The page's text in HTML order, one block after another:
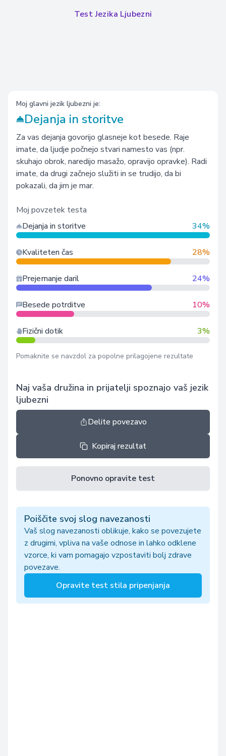
Test Jezika Ljubezni
Moj glavni jezik ljubezni je:
Dejanja in storitve
Za vas dejanja govorijo glasneje kot besede. Raje
imate, da ljudje počnejo stvari namesto vas (npr.
skuhajo obrok, naredijo masažo, opravijo opravke). Radi
imate, da drugi začnejo služiti in se trudijo, da bi
pokazali, da jim je mar.
Moj povzetek testa
Dejanja in storitve
34%
Kvaliteten čas 28%
Prejemanje daril 24%
Besede potrditve 10%
Fizični dotik 3%
Pomaknite se navzdol za popolne prilagojene rezultate
Naj vaša družina in prijatelji spoznajo vaš jezik
ljubezni
Delite povezavo
Kopiraj rezultat
Ponovno opravite test
Poiščite svoj slog navezanosti
Vaš slog navezanosti oblikuje, kako se povezujete
z drugimi, vpliva na vaše odnose in lahko odklene
vzorce, ki vam pomagajo vzpostaviti bolj zdrave
povezave.
Opravite test stila pripenjanja